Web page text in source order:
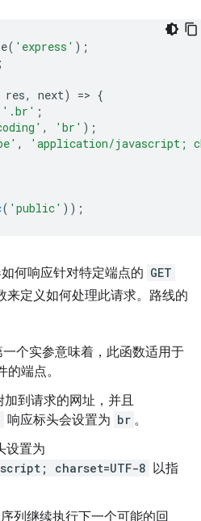
( 'express' );
res, next) => {
'.br' ;
, 'br' );
,
'application/javascript;
( 'public' ));
何响应针对特定端点的 GET
来定义如何处理此请求。路线的
个实参意味着，此函数适用于
端点。
加到请求的网址，并且
响应标头会设置为 br 。
设置为
charset=UTF-8 以指
列继续执行下一个可能的回